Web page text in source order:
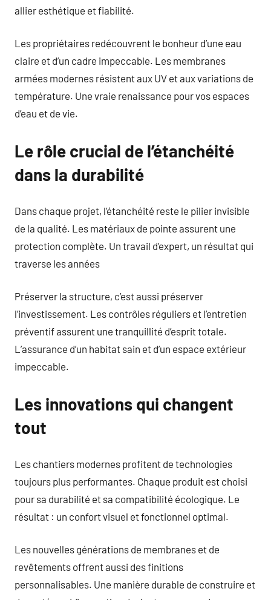
allier esthétique et fiabilité.
Les propriétaires redécouvrent le bonheur d’une eau
claire et d’un cadre impeccable. Les membranes
armées modernes résistent aux UV et aux variations de
température. Une vraie renaissance pour vos espaces
d’eau et de vie.
Le rôle crucial de l’étanchéité
dans la durabilité
Dans chaque projet, l’étanchéité reste le pilier invisible
de la qualité. Les matériaux de pointe assurent une
protection complète. Un travail d’expert, un résultat qui
traverse les années
Préserver la structure, c’est aussi préserver
l’investissement. Les contrôles réguliers et l’entretien
préventif assurent une tranquillité d’esprit totale.
L’assurance d’un habitat sain et d’un espace extérieur
impeccable.
Les innovations qui changent
tout
Les chantiers modernes profitent de technologies
toujours plus performantes. Chaque produit est choisi
pour sa durabilité et sa compatibilité écologique. Le
résultat : un confort visuel et fonctionnel optimal.
Les nouvelles générations de membranes et de
revêtements offrent aussi des finitions
personnalisables. Une manière durable de construire et